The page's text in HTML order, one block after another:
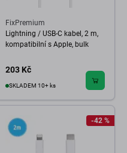
FixPremium
Lightning / USB-C kabel, 2 m,
kompatibilní s Apple, bulk
203 Kč
SKLADEM 10+ ks
-42 %